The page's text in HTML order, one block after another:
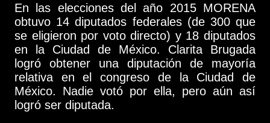
En las elecciones del año 2015 MORENA
obtuvo 14 diputados federales (de 300 que
se eligieron por voto directo) y 18 diputados
en la Ciudad de México. Clarita Brugada
logró obtener una diputación de mayoría
relativa en el congreso de la Ciudad de
México. Nadie votó por ella, pero aún así
logró ser diputada.